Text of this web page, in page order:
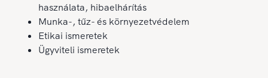
használata, hibaelhárítás
Munka-, tűz- és környezetvédelem
Etikai ismeretek
Ügyviteli ismeretek